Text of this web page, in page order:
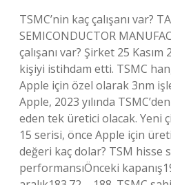
TSMC’nin kaç çalışanı var?
SEMICONDUCTOR
çalışanı var? Şirket 25
kişiyi istihdam etti. TSMC
Apple için özel olarak 3nm
Apple, 2023 yılında
eden tek üretici olacak. Yeni
15 serisi, önce Apple için
değeri kaç dolar? TSM hisse
performansıÖnceki